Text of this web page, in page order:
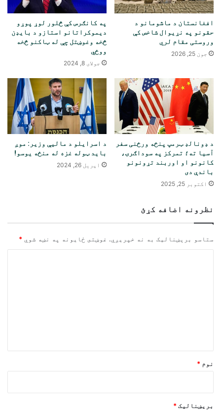
افغانستان د ماشومانو د
حقونو په نړیوال شاخص کې
وروستی مقام لري
جون 25, 2026
په کانګرس کې څلور لوړ پوړو
دیموکراتانو استازو د بایډن
څخه وغوښتل چې له ټاکنو څخه
ووځي
جولای 8, 2024
د ډونالډ ټرمپ پنځه ورځنی سفر
آسیا ته؛ تمرکز په سوداګرۍ،
کانونو او اوربند تړونونو
باندې دی
اکتوبر 25, 2025
د اسرایلو د مالیې وزیر: موږ
باید ټوله غزه له منځه یوسو!
اپریل 26, 2024
نظرونه اضافه کړئ
ستاسو برېښناليک به نه خپريږي. غوښتى ځایونه په نښه شوي *
نوم *
بریښنالیک *